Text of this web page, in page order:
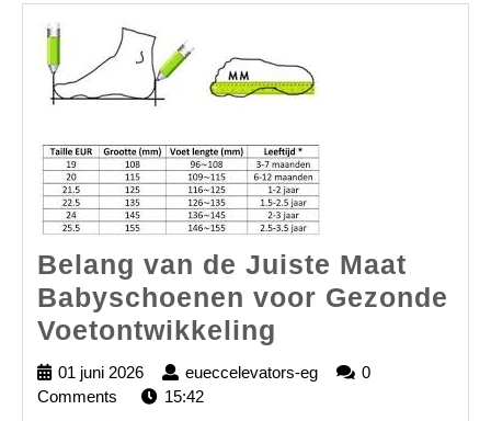
Belang van de Juiste Maat
Babyschoenen voor Gezonde
Voetontwikkeling
van
01 juni 2026
01
juni
eueccelevators-eg
eueccelevators-
0
Comments
15:42